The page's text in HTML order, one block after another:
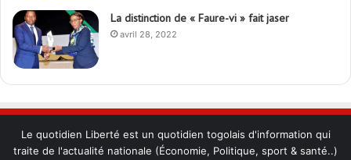
La distinction de « Faure-vi » fait jaser
avril 28, 2022
Le quotidien Liberté est un quotidien togolais d'information qui
traite de l'actualité nationale (Économie, Politique, sport & santé..)